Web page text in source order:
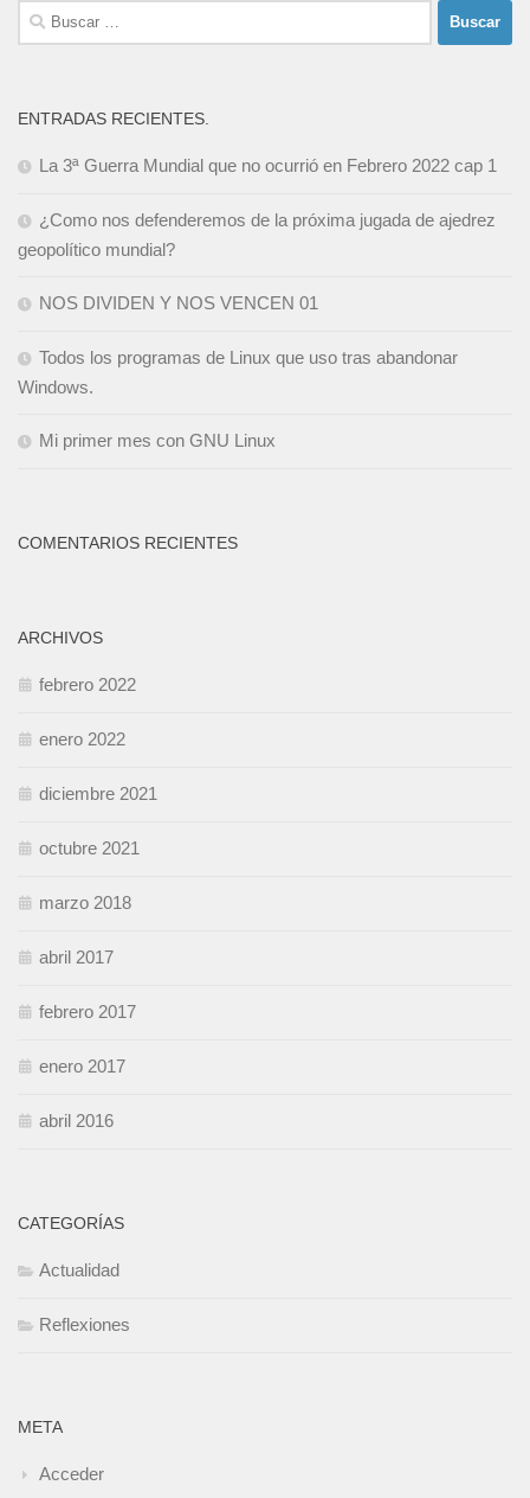
Buscar:
ENTRADAS RECIENTES.
La 3ª Guerra Mundial que no ocurrió en Febrero 2022 cap 1
¿Como nos defenderemos de la próxima jugada de ajedrez
geopolítico mundial?
NOS DIVIDEN Y NOS VENCEN 01
Todos los programas de Linux que uso tras abandonar
Windows.
Mi primer mes con GNU Linux
COMENTARIOS RECIENTES
ARCHIVOS
febrero 2022
enero 2022
diciembre 2021
octubre 2021
marzo 2018
abril 2017
febrero 2017
enero 2017
abril 2016
CATEGORÍAS
Actualidad
Reflexiones
META
Acceder